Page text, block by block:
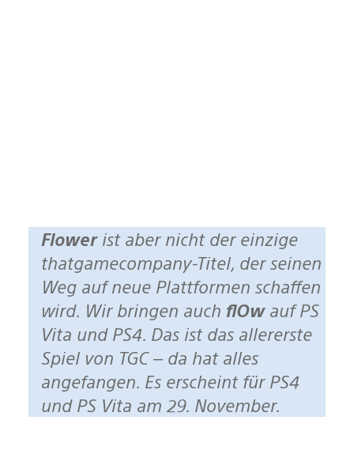
Flowerist aber nicht der einzige
thatgamecompany-Titel, der seinen
Weg auf neue Plattformen schaffen
wird. Wir bringen auch flOwauf PS
Vita und PS4. Das ist das allererste
Spiel von TGC – da hat alles
angefangen. Es erscheint für PS4
und PS Vita am 29. November.